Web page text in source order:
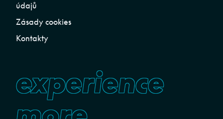
údajů
Zásady cookies
Kontakty
experience